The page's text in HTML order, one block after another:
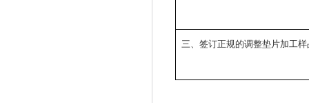
三、签订正规的调整垫片加工样